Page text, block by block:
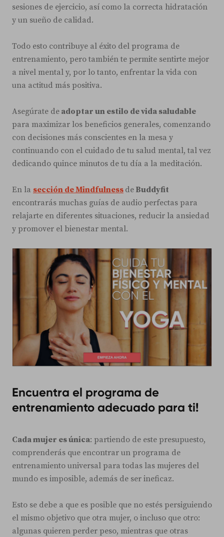
sesiones de ejercicio, así como la correcta hidratación
y un sueño de calidad.
Todo esto contribuye al éxito del programa de
entrenamiento, pero también te permite sentirte mejor
a nivel mental y, por lo tanto, enfrentar la vida con
una actitud más positiva.
Asegúrate de adoptar un estilo de vida saludable
para maximizar los beneficios generales, comenzando
con decisiones más conscientes en la mesa y
continuando con el cuidado de tu salud mental, tal vez
dedicando quince minutos de tu día a la meditación.
En la sección de Mindfulness de Buddyfit
encontrarás muchas guías de audio perfectas para
relajarte en diferentes situaciones, reducir la ansiedad
y promover el bienestar mental.
Encuentra el programa de
entrenamiento adecuado para ti!
Cada mujer es única: partiendo de este presupuesto,
comprenderás que encontrar un programa de
entrenamiento universal para todas las mujeres del
mundo es imposible, además de ser ineficaz.
Esto se debe a que es posible que no estés persiguiendo
el mismo objetivo que otra mujer, o incluso que otro:
algunas quieren perder peso, mientras que otras